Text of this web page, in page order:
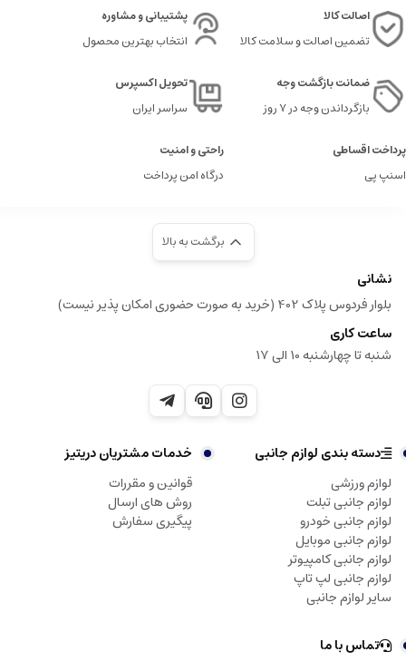
اصالت کالا
تضمین اصالت و سلامت کالا
پشتیبانی و مشاوره
انتخاب بهترین محصول
ضمانت بازگشت وجه
بازگرداندن وجه در ۷ روز
تحویل اکسپرس
سراسر ایران
پرداخت اقساطی
اسنپ پی
راحتی و امنیت
درگاه امن پرداخت
برگشت به بالا
نشانی
بلوار فردوس پلاک 402 (خرید به صورت حضوری امکان پذیر نیست)
ساعت کاری
شنبه تا چهارشنبه 10 الی 17
دسته بندی لوازم جانبی
لوازم ورزشی
لوازم جانبی تبلت
لوازم جانبی خودرو
لوازم جانبی موبایل
لوازم جانبی کامپیوتر
لوازم جانبی لپ تاپ
سایر لوازم جانبی
خدمات مشتریان دریتیز
قوانین و مقررات
روش های ارسال
پیگیری سفارش
تماس با ما